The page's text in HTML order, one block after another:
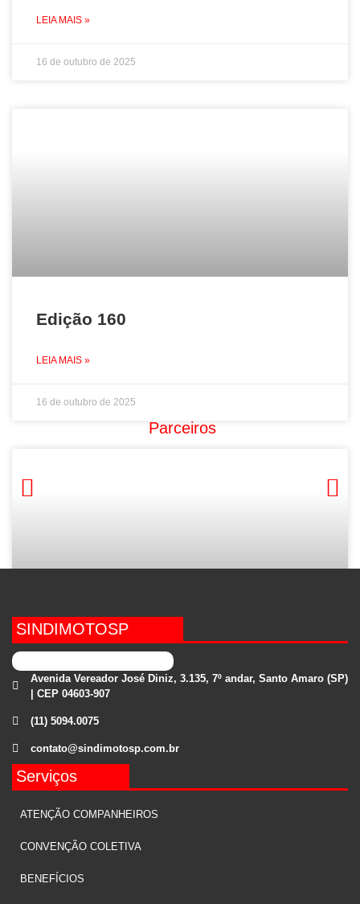
LEIA MAIS »
16 de outubro de 2025
Edição 160
LEIA MAIS »
16 de outubro de 2025
LEIA MAIS »
16 de outubro de 2025
Parceiros
SINDIMOTOSP
Avenida Vereador José Diniz, 3.135, 7º andar, Santo Amaro (SP)
| CEP 04603-907
(11) 5094.0075
contato@sindimotosp.com.br
Serviços
ATENÇÃO COMPANHEIROS
CONVENÇÃO COLETIVA
BENEFÍCIOS